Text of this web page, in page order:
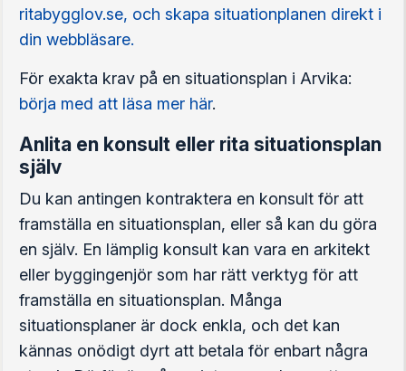
ritabygglov.se, och skapa situationplanen direkt i
din webbläsare.
För exakta krav på en situationsplan i Arvika:
börja med att läsa mer här.
Anlita en konsult eller rita situationsplan
själv
Du kan antingen kontraktera en konsult för att
framställa en situationsplan, eller så kan du göra
en själv. En lämplig konsult kan vara en arkitekt
eller byggingenjör som har rätt verktyg för att
framställa en situationsplan. Många
situationsplaner är dock enkla, och det kan
kännas onödigt dyrt att betala för enbart några